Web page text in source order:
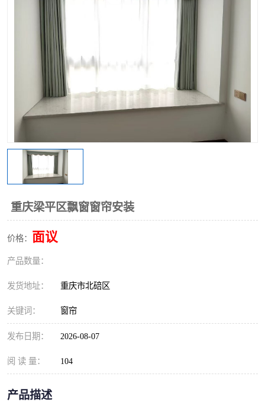
重庆梁平区飘窗窗帘安装
价格： 面议
产品数量：
发货地址： 重庆市北碚区
关键词： 窗帘
发布日期： 2026-08-07
阅 读 量： 104
产品描述